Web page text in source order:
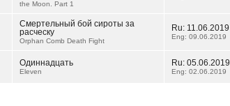
the Moon. Part 1
Смертельный бой сироты за
расческу
Orphan Comb Death Fight
Ru: 11.06.2019
Eng: 09.06.2019
Одиннадцать
Eleven
Ru: 05.06.2019
Eng: 02.06.2019